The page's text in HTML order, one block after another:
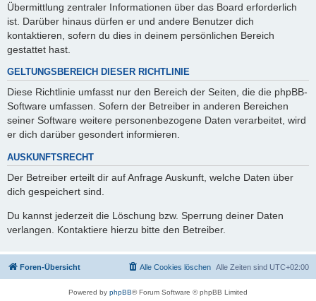
Übermittlung zentraler Informationen über das Board erforderlich
ist. Darüber hinaus dürfen er und andere Benutzer dich
kontaktieren, sofern du dies in deinem persönlichen Bereich
gestattet hast.
GELTUNGSBEREICH DIESER RICHTLINIE
Diese Richtlinie umfasst nur den Bereich der Seiten, die die phpBB-
Software umfassen. Sofern der Betreiber in anderen Bereichen
seiner Software weitere personenbezogene Daten verarbeitet, wird
er dich darüber gesondert informieren.
AUSKUNFTSRECHT
Der Betreiber erteilt dir auf Anfrage Auskunft, welche Daten über
dich gespeichert sind.
Du kannst jederzeit die Löschung bzw. Sperrung deiner Daten
verlangen. Kontaktiere hierzu bitte den Betreiber.
Foren-Übersicht Alle Zeiten sind UTC+02:00
Alle Cookies löschen
Powered by phpBB® Forum Software © phpBB Limited